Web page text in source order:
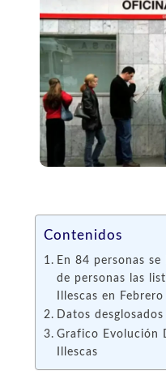
Contenidos
En 84 personas
de personas las
Illescas en
Datos
Grafico Evolución
Illescas